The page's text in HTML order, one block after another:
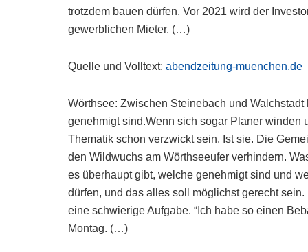
trotzdem bauen dürfen. Vor 2021 wird der
gewerblichen Mieter. (…)
Quelle und Volltext: abendzeitung-muenchen.de
Wörthsee: Zwischen Steinebach und
genehmigt sind.Wenn sich sogar Planer winden
Thematik schon verzwickt sein. Ist sie. Die
den Wildwuchs am Wörthseeufer verhindern.
es überhaupt gibt, welche genehmigt sind und
dürfen, und das alles soll möglichst gerecht
eine schwierige Aufgabe. “Ich habe so einen
Montag. (…)